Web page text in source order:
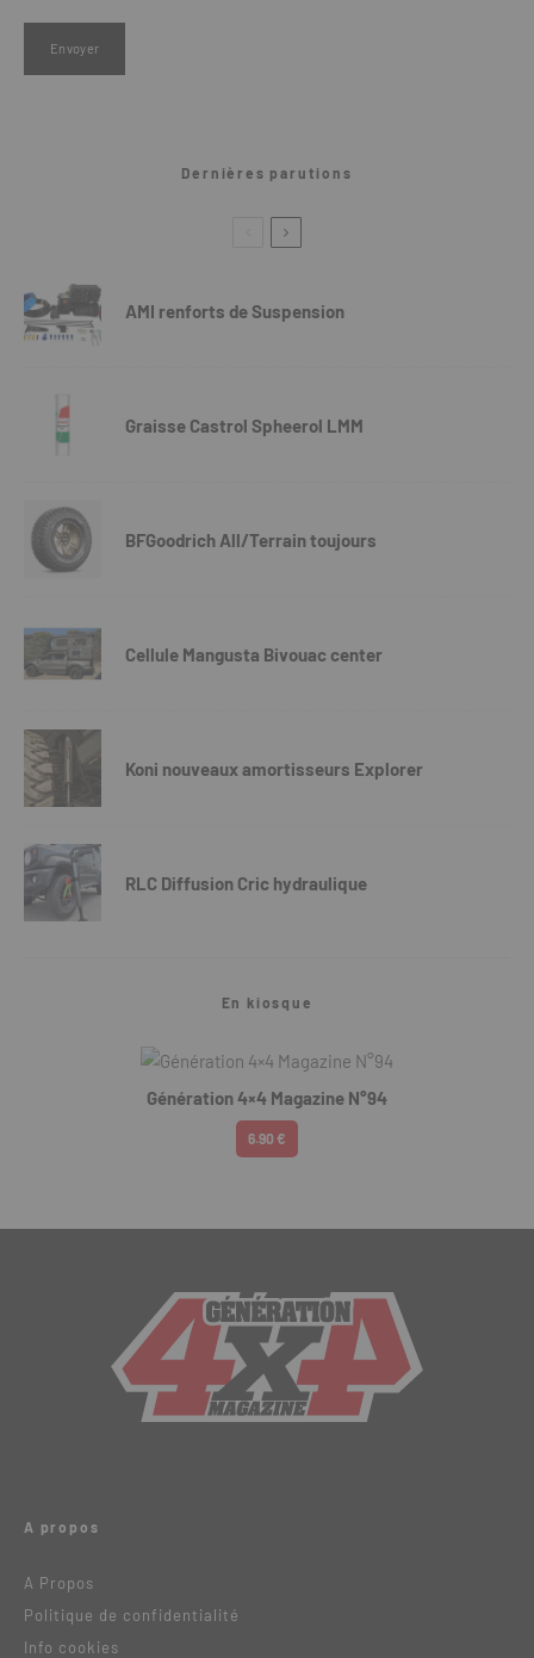
Dernières parutions
AMI renforts de Suspension
Graisse Castrol Spheerol LMM
BFGoodrich All/Terrain toujours
Cellule Mangusta Bivouac center
Koni nouveaux amortisseurs Explorer
RLC Diffusion Cric hydraulique
En kiosque
Génération 4×4 Magazine N°94
6.90 €
A propos
A Propos
Politique de confidentialité
Info cookies